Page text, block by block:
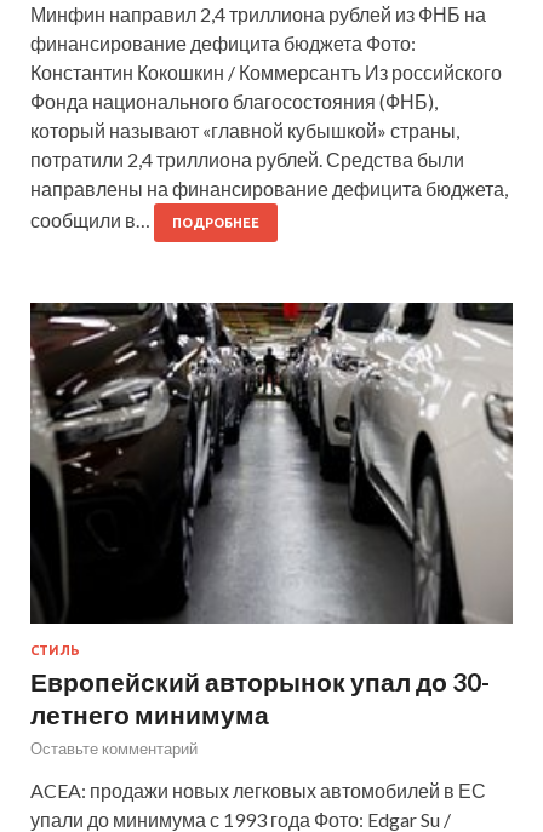
Минфин направил 2,4 триллиона рублей из ФНБ на
финансирование дефицита бюджета Фото:
Константин Кокошкин / Коммерсантъ Из российского
Фонда национального благосостояния (ФНБ),
который называют «главной кубышкой» страны,
потратили 2,4 триллиона рублей. Средства были
направлены на финансирование дефицита бюджета,
сообщили в…
ПОДРОБНЕЕ
СТИЛЬ
Европейский авторынок упал до 30-
летнего минимума
Оставьте комментарий
ACEA: продажи новых легковых автомобилей в ЕС
упали до минимума с 1993 года Фото: Edgar Su /